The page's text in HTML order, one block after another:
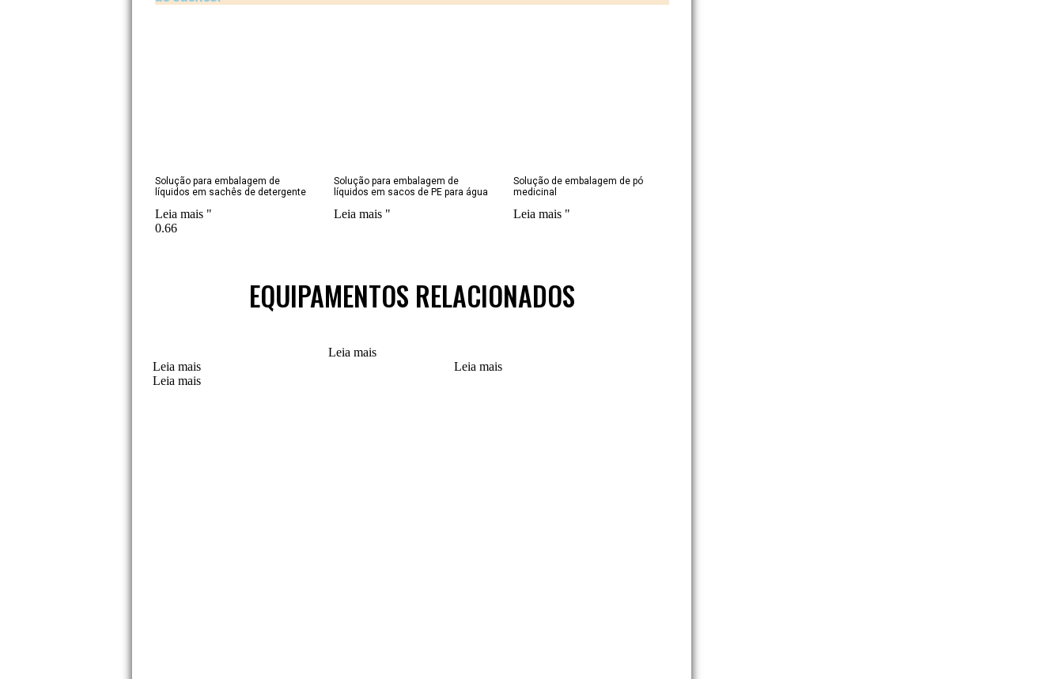
Solução para embalagem de
líquidos em sachês de detergente
Leia mais "
Solução para embalagem de
líquidos em sacos de PE para água
Leia mais "
Solução de embalagem de pó
medicinal
Leia mais "
EQUIPAMENTOS RELACIONADOS
Leia mais
Leia mais
Leia mais
Leia mais